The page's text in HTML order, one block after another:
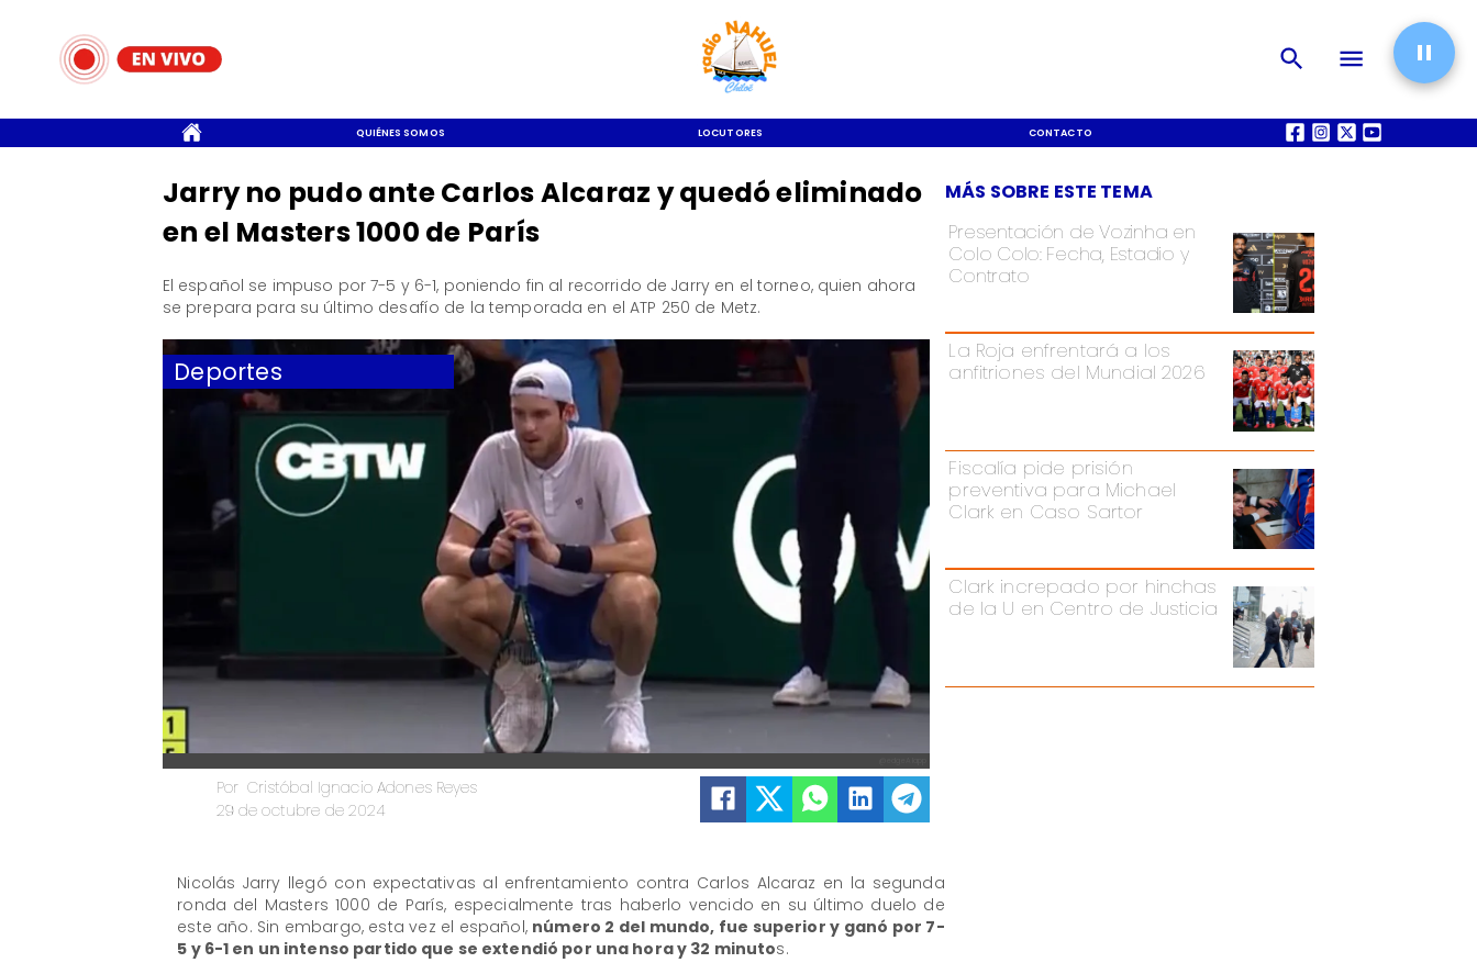
QUIÉNES SOMOS LOCUTORES CONTACTO QUIÉNES SOMOS
Deportes
Cristóbal Ignacio Adones Reyes
Por
29 de octubre de 2024
Presentación de Vozinha en
Colo Colo: Fecha, Estadio y
Contrato
La Roja enfrentará a los
anfitriones del Mundial 2026
Fiscalía pide prisión
preventiva para Michael
Clark en Caso Sartor
Clark increpado por hinchas
de la U en Centro de Justicia
MÁS SOBRE ESTE TEMA
Jarry no pudo ante Carlos Alcaraz y quedó eliminado
en el Masters 1000 de París
​El español se impuso por 7-5 y 6-1, poniendo fin al recorrido de Jarry en el torneo, quien ahora
se prepara para su último desafío de la temporada en el ATP 250 de Metz.
Nicolás Jarry llegó con expectativas al enfrentamiento contra Carlos Alcaraz en la segunda
ronda del Masters 1000 de París, especialmente tras haberlo vencido en su último duelo de
este año. Sin embargo, esta vez el español, número 2 del mundo, fue superior y ganó por 7-
5 y 6-1 en un intenso partido que se extendió por una hora y 32 minutos.